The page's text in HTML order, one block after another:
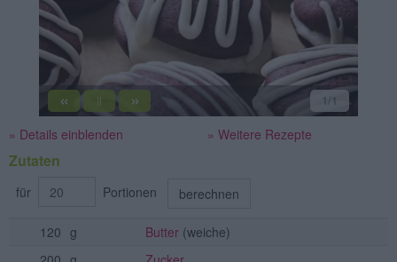
« || » 1/1
» Details einblenden » Weitere Rezepte
Zutaten
für Portionen berechnen
120 g Butter (weiche)